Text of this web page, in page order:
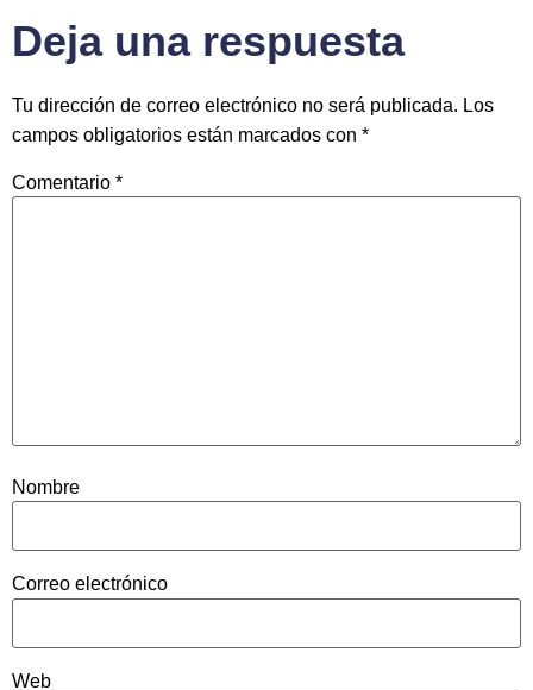
Deja una respuesta
Tu dirección de correo electrónico no será publicada. Los
campos obligatorios están marcados con *
Comentario *
Nombre
Correo electrónico
Web